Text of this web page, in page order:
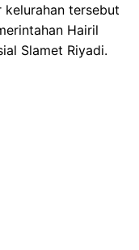
tersebut
Hairil
Slamet Riyadi.